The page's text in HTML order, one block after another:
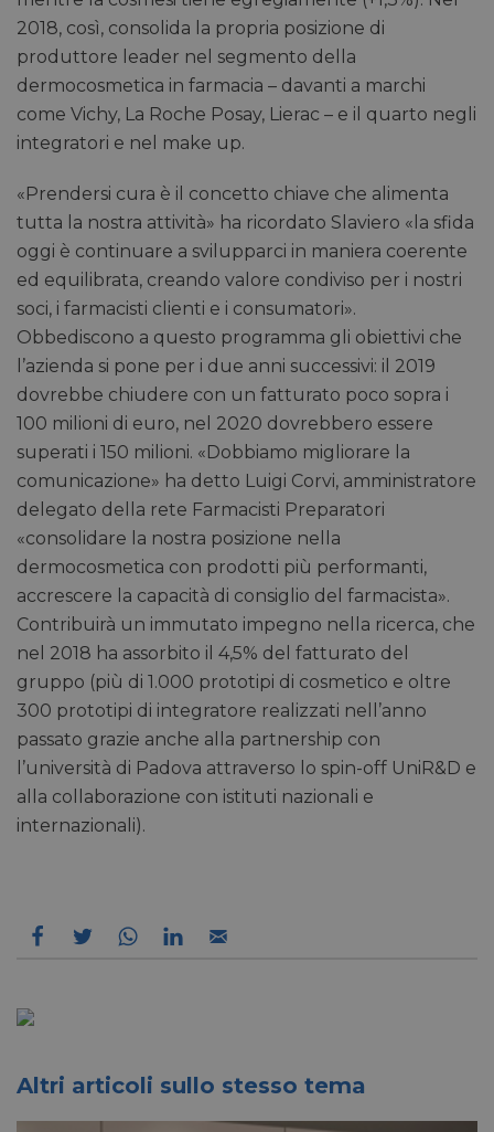
2018, così, consolida la propria posizione di
produttore leader nel segmento della
dermocosmetica in farmacia – davanti a marchi
come Vichy, La Roche Posay, Lierac – e il quarto negli
integratori e nel make up.
«Prendersi cura è il concetto chiave che alimenta
tutta la nostra attività» ha ricordato Slaviero «la sfida
oggi è continuare a svilupparci in maniera coerente
ed equilibrata, creando valore condiviso per i nostri
soci, i farmacisti clienti e i consumatori».
Obbediscono a questo programma gli obiettivi che
l’azienda si pone per i due anni successivi: il 2019
dovrebbe chiudere con un fatturato poco sopra i
100 milioni di euro, nel 2020 dovrebbero essere
superati i 150 milioni. «Dobbiamo migliorare la
comunicazione» ha detto Luigi Corvi, amministratore
delegato della rete Farmacisti Preparatori
«consolidare la nostra posizione nella
dermocosmetica con prodotti più performanti,
accrescere la capacità di consiglio del farmacista».
Contribuirà un immutato impegno nella ricerca, che
nel 2018 ha assorbito il 4,5% del fatturato del
gruppo (più di 1.000 prototipi di cosmetico e oltre
300 prototipi di integratore realizzati nell’anno
passato grazie anche alla partnership con
l’università di Padova attraverso lo spin-off UniR&D e
alla collaborazione con istituti nazionali e
internazionali).
Altri articoli sullo stesso tema